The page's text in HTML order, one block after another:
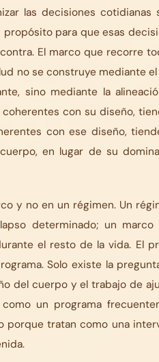
las decisiones cotidianas
para que esas
El marco que recorre
no se construye mediante
sino mediante la
con su diseño,
con ese diseño,
en lugar de su
y no en un régimen. Un
determinado; un marco
el resto de la vida. El
Solo existe la
del cuerpo y el trabajo de
un programa
porque tratan como una